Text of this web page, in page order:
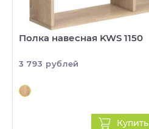
Полка навесная KWS 1150
3 793 рублей
Купить